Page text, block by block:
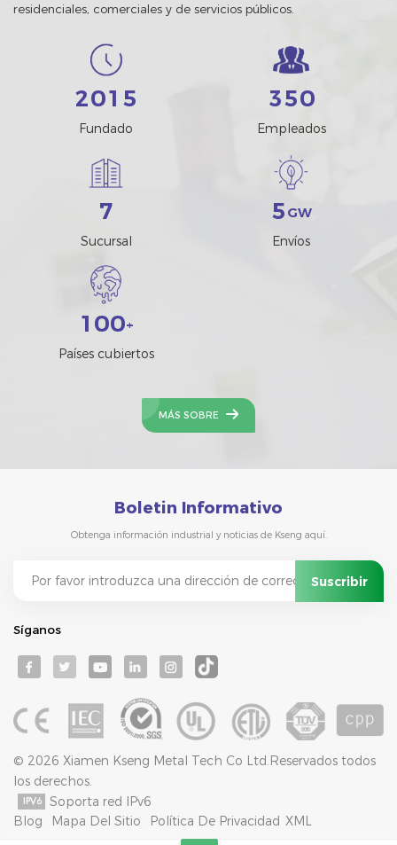
residenciales, comerciales y de servicios públicos.
201 5
Fundado
350
Empleados
7
Sucursal
5 GW
Envíos
1 00+
Países cubiertos
MÁS SOBRE
Boletin Informativo
Obtenga información industrial y noticias de Kseng aquí.
Síganos
© 2026 Xiamen Kseng Metal Tech Co Ltd.Reservados todos
los derechos.
Soporta red IPv6
Blog
Mapa Del Sitio Política De Privacidad XML